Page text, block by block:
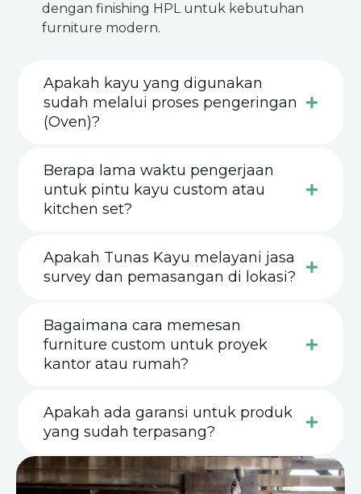
dengan finishing HPL untuk kebutuhan
furniture modern.
Apakah kayu yang digunakan
sudah melalui proses pengeringan
(Oven)?
Berapa lama waktu pengerjaan
untuk pintu kayu custom atau
kitchen set?
Apakah Tunas Kayu melayani jasa
survey dan pemasangan di lokasi?
Bagaimana cara memesan
furniture custom untuk proyek
kantor atau rumah?
Apakah ada garansi untuk produk
yang sudah terpasang?